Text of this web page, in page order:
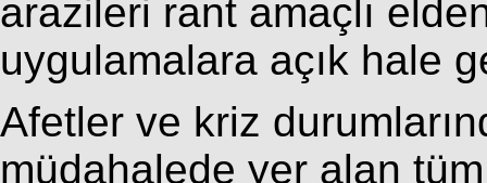
arazileri rant amaçlı
uygulamalara açık hale
Afetler ve kriz
müdahalede yer alan